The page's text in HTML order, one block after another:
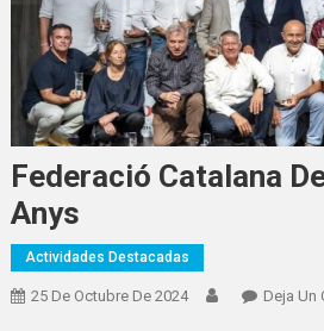
Federació Catalana
Anys
Actividades Destacadas
25 De Octubre De 2024 Deja Un